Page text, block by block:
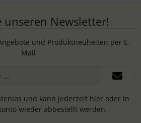
unseren Newsletter!
und Produktneuheiten per E-
Mail
und kann jederzeit hier oder in
wieder abbestellt werden.